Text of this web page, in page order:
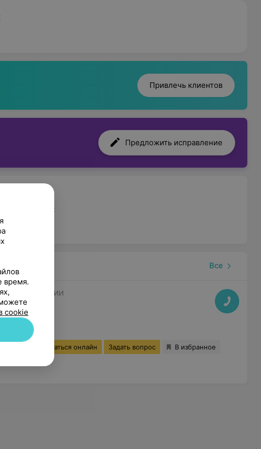
Привлечь клиентов
Предложить исправление
Все
КОСМЕТОЛОГИИ
89 с 09:00
Записаться онлайн Задать вопрос
В избранное
время.
cookie